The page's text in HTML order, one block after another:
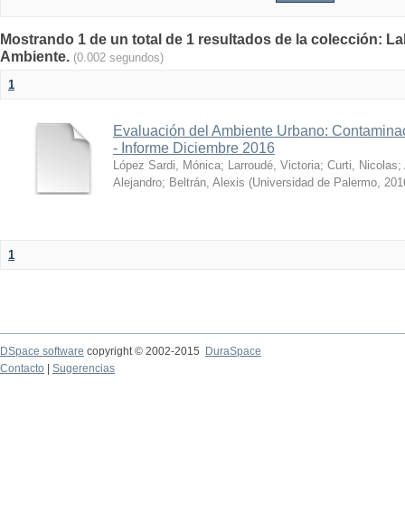
Mostrando 1 de un total de 1 resultados de la colección:
Ambiente. (0.002 segundos)
1
Evaluación del Ambiente Urbano:
- Informe Diciembre 2016
López Sardi, Mónica; Larroudé, Victoria; Curti, Nicolas;
Alejandro; Beltrán, Alexis (Universidad de Palermo,
1
DSpace software copyright © 2002-2015
DuraSpace
Contacto
Sugerencias